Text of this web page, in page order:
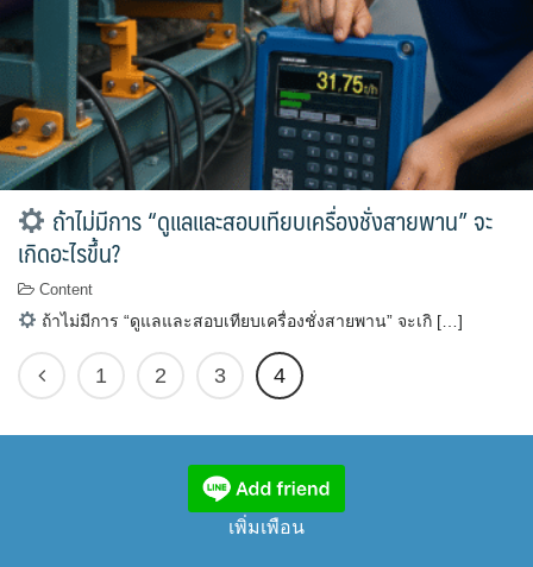
ถ้าไม่มีการ “ดูแลและสอบเทียบเครื่องชั่งสายพาน” จะ
เกิดอะไรขึ้น?
Content
ถ้าไม่มีการ “ดูแลและสอบเทียบเครื่องชั่งสายพาน” จะเกิ […]
1 2 3 4
เพิ่มเพือน